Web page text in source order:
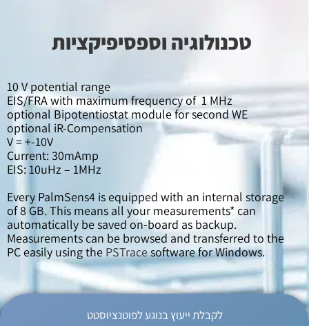
טכנולוגיה וספסיפיקציות
10 V potential range
EIS/FRA with maximum frequency of 1 MHz
optional Bipotentiostat module for second WE
optional iR-Compensation
V = +-10V
Current: 30mAmp
EIS: 10uHz – 1MHz
Every PalmSens4 is equipped with an internal storage
of 8 GB. This means all your measurements* can
automatically be saved on-board as backup.
Measurements can be browsed and transferred to the
PC easily using thePSTracesoftware for Windows.
לקבלת ייעוץ בנוגע לפוטנציוסטט